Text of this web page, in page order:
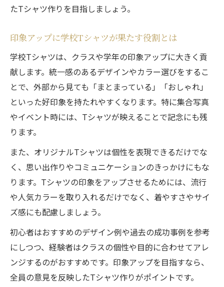
たTシャツ作りを目指しましょう。
印象アップに学校Tシャツが果たす役割とは
学校Tシャツは、クラスや学年の印象アップに大きく貢
献します。統一感のあるデザインやカラー選びをするこ
とで、外部から見ても「まとまっている」「おしゃれ」
といった好印象を持たれやすくなります。特に集合写真
やイベント時には、Tシャツが映えることで記念にも残
ります。
また、オリジナルTシャツは個性を表現できるだけでな
く、思い出作りやコミュニケーションのきっかけにもな
ります。Tシャツの印象をアップさせるためには、流行
や人気カラーを取り入れるだけでなく、着やすさやサイ
ズ感にも配慮しましょう。
初心者はおすすめのデザイン例や過去の成功事例を参考
にしつつ、経験者はクラスの個性や目的に合わせてアレ
ンジするのがおすすめです。印象アップを目指すなら、
全員の意見を反映したTシャツ作りがポイントです。